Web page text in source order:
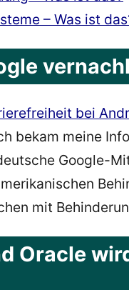
– Was ist
bei
bekam meine
Google-
mit
Oracle